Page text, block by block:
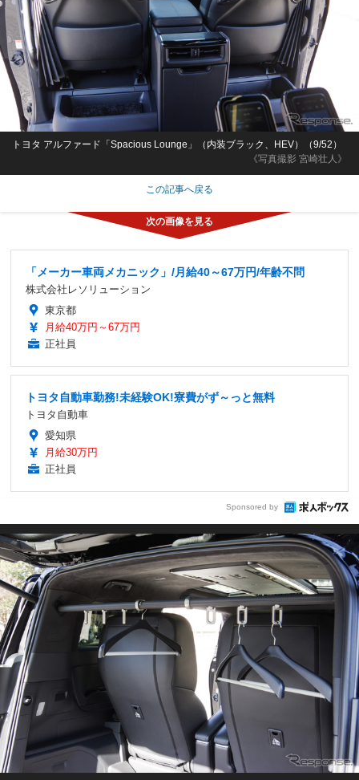
《写真撮影 宮崎壮人》
トヨタ アルファード「Spacious Lounge」（内装ブラック、HEV）（9/52）
この記事へ戻る
「メーカー車両メカニック」/月給40～67万円/年齢不問
株式会社レソリューション
東京都
月給40万円～67万円
正社員
トヨタ自動車勤務!未経験OK!寮費がず～っと無料
トヨタ自動車
愛知県
月給30万円
正社員
Sponsored by